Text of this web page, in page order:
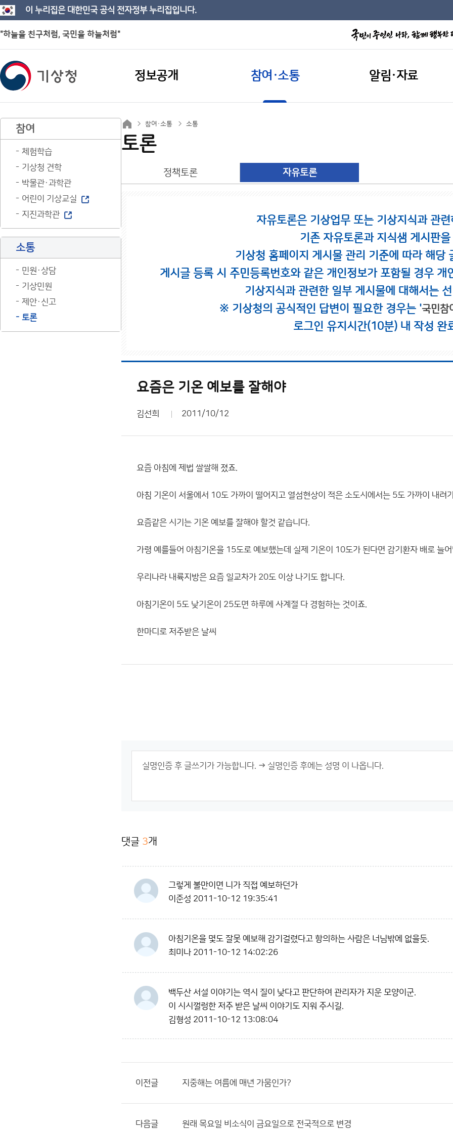
이 누리집은 대한민국 공식 전자정부 누리집입니다.
"하늘을 친구처럼, 국민을 하늘처럼"
정보공개 참여·소통 알림·자료
참여
체험학습
기상청 견학
박물관·과학관
어린이 기상교실
지진과학관
소통
민원·상담
기상민원
제안·신고
토론
참여·소통 소통
토론
정책토론 자유토론
자유토론은 기상업무 또는 기상지식과 관
기존 자유토론과 지식샘 게시판
기상청 홈페이지 게시물 관리 기준에 따라 해당
게시글 등록 시 주민등록번호와 같은 개인정보가 포함될 경우
기상지식과 관련한 일부 게시물에 대해서는
※ 기상청의 공식적인 답변이 필요한 경우는 '국민참
로그인 유지시간(10분) 내 작성 완
요즘은 기온 예보를 잘해야
김선희 2011/10/12
요즘 아침에 제법 쌀쌀해 졌죠.
아침 기온이 서울에서 10도 가까이 떨어지고 열섬현상이 적은 소도시에서는 5도 가까이 내려
요즘같은 시기는 기온 예보를 잘해야 할것 같습니다.
가령 예를들어 아침기온을 15도로 예보했는데 실제 기온이 10도가 된다면 감기환자 배로 늘
우리나라 내륙지방은 요즘 일교차가 20도 이상 나기도 합니다.
아침기온이 5도 낮기온이 25도면 하루에 사계절 다 경험하는 것이죠.
한마디로 저주받은 날씨
댓글 3개
그렇게 불만이면 니가 직접 예보하던가
이준성 2011-10-12 19:35:41
아침기온을 몇도 잘못 예보해 감기걸렸다고 항의하는 사람은 너님밖에 없을듯.
최미나 2011-10-12 14:02:26
백두산 서설 이야기는 역시 질이 낮다고 판단하여 관리자가 지운 모양이군.
이 시시껄렁한 저주 받은 날씨 이야기도 지워 주시길.
김형성 2011-10-12 13:08:04
이전글 지중해는 여름에 매년 가뭄인가?
다음글 원래 목요일 비소식이 금요일으로 전국적으로 변경